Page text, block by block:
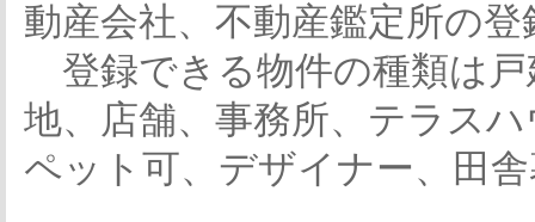
動産会社、不動産鑑定所の
登録できる物件の種類は
地、店舗、事務所、テラス
ペット可、デザイナー、田